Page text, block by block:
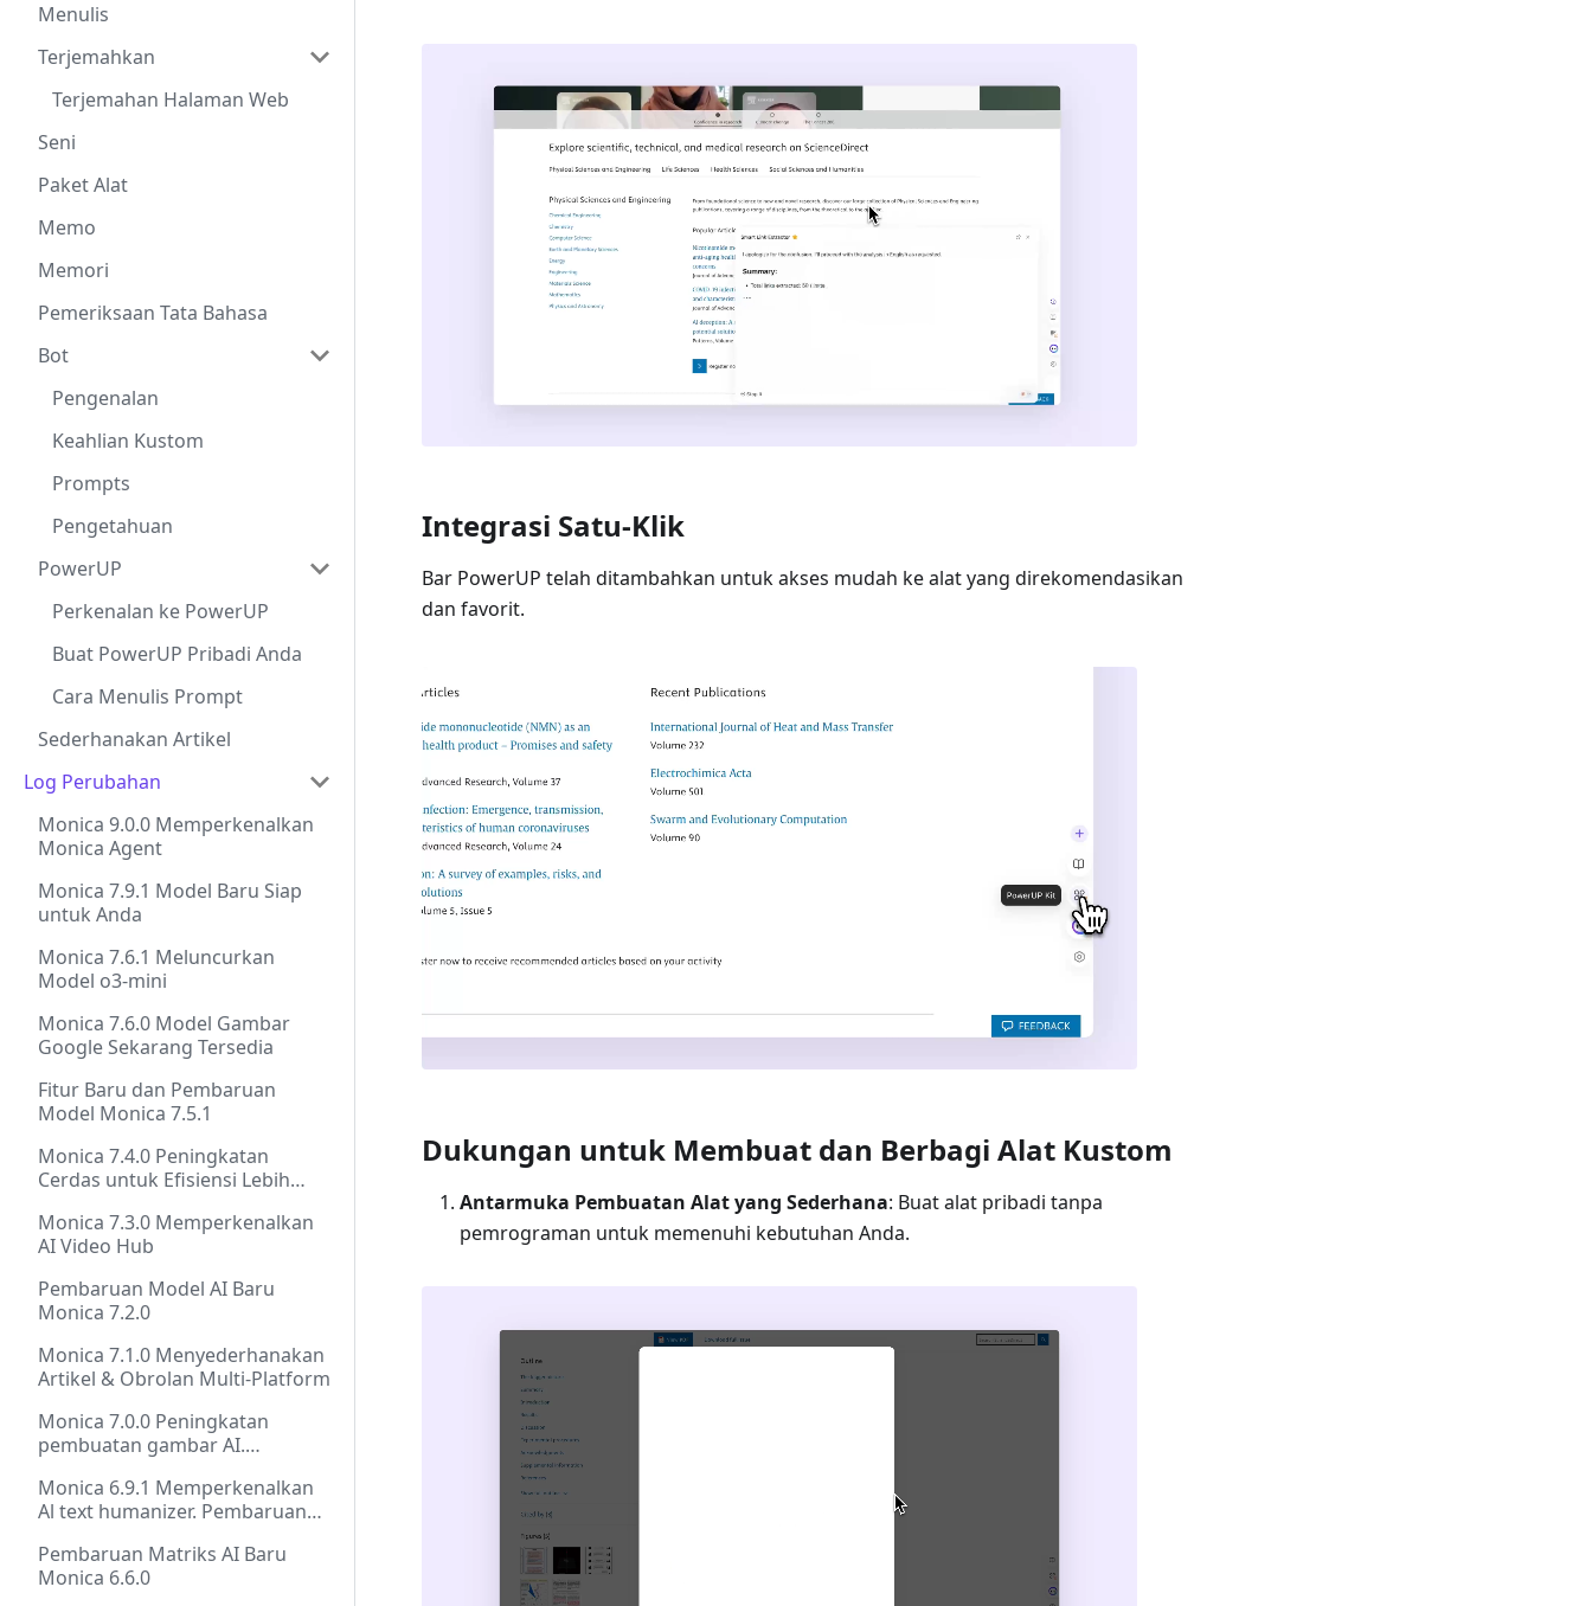
Menulis
Terjemahkan
Terjemahan Halaman Web
Seni
Paket Alat
Memo
Memori
Pemeriksaan Tata Bahasa
Bot
Pengenalan
Keahlian Kustom
Prompts
Pengetahuan
PowerUP
Perkenalan ke PowerUP
Buat PowerUP Pribadi Anda
Cara Menulis Prompt
Sederhanakan Artikel
Log Perubahan
Monica 9.0.0 Memperkenalkan
Monica Agent
Monica 7.9.1 Model Baru Siap
untuk Anda
Monica 7.6.1 Meluncurkan
Model o3-mini
Monica 7.6.0 Model Gambar
Google Sekarang Tersedia
Fitur Baru dan Pembaruan
Model Monica 7.5.1
Monica 7.4.0 Peningkatan
Cerdas untuk Efisiensi Lebih
Monica 7.3.0 Memperkenalkan
AI Video Hub
Pembaruan Model AI Baru
Monica 7.2.0
Monica 7.1.0 Menyederhanakan
Artikel & Obrolan Multi-Platform
Monica 7.0.0 Peningkatan
pembuatan gambar AI.
Monica 6.9.1 Memperkenalkan
Al text humanizer. Pembaruan
Pembaruan Matriks AI Baru
Monica 6.6.0
Integrasi Satu-Klik
Bar PowerUP telah ditambahkan untuk akses mudah ke alat yang direkomendasikan
dan favorit.
Dukungan untuk Membuat dan Berbagi Alat Kustom
Antarmuka Pembuatan Alat yang Sederhana: Buat alat pribadi tanpa
pemrograman untuk memenuhi kebutuhan Anda.